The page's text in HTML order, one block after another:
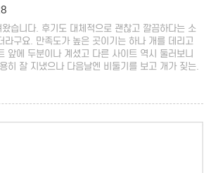
습니다. 후기도 대체적으로 괜찮고 깔끔하다는 소
라구요. 만족도가 높은 곳이기는 하나 개를 데리고
앞에 두분이나 계셨고 다른 사이트 역시 둘러보니
히 잘 지냈으나 다음날엔 비둘기를 보고 개가 짖는.